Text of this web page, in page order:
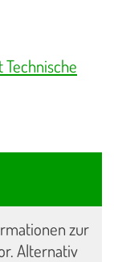
zur
Alternativ